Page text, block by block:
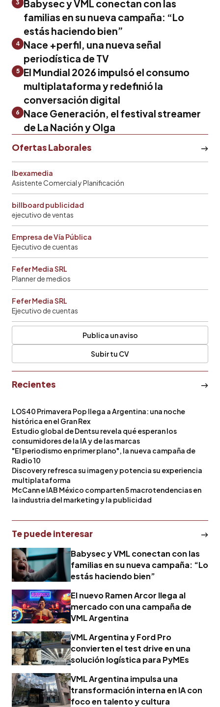
3
Babysec y VML conectan con las
familias en su nueva campaña: “Lo
estás haciendo bien”
4 Nace +perfil, una nueva señal
periodística de TV
5
El Mundial 2026 impulsó el consumo
multiplataforma y redefinió la
conversación digital
6
Nace Generación, el festival streamer
de La Nación y Olga
Ofertas Laborales
Ibexamedia
Asistente Comercial y Planificación
billboard publicidad
ejecutivo de ventas
Empresa de Vía Pública
Ejecutivo de cuentas
Fefer Media SRL
Planner de medios
Fefer Media SRL
Ejecutivo de cuentas
Publica un aviso
Subir tu CV
Recientes
LOS40 Primavera Pop llega a Argentina: una noche
histórica en el Gran Rex
Estudio global de Dentsu revela qué esperan los
consumidores de la IA y de las marcas
"El periodismo en primer plano", la nueva campaña de
Radio 10
Discovery refresca su imagen y potencia su experiencia
multiplataforma
McCann e IAB México comparten 5 macrotendencias en
la industria del marketing y la publicidad
Te puede interesar
Babysec y VML conectan con las
familias en su nueva campaña: “Lo
estás haciendo bien”
El nuevo Ramen Arcor llega al
mercado con una campaña de
VML Argentina
VML Argentina y Ford Pro
convierten el test drive en una
solución logística para PyMEs
VML Argentina impulsa una
transformación interna en IA con
foco en talento y cultura